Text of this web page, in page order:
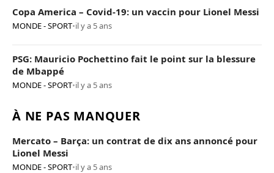
Copa America – Covid-19: un vaccin pour Lionel Messi
MONDE - SPORT•il y a 5 ans
PSG: Mauricio Pochettino fait le point sur la blessure
de Mbappé
MONDE - SPORT•il y a 5 ans
À NE PAS MANQUER
Mercato – Barça: un contrat de dix ans annoncé pour
Lionel Messi
MONDE - SPORT•il y a 5 ans